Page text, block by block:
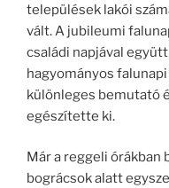
települések lakói
vált. A jubileumi
családi napjával
hagyományos
különleges bemutató
egészítette ki.
Már a reggeli órákban
bográcsok alatt